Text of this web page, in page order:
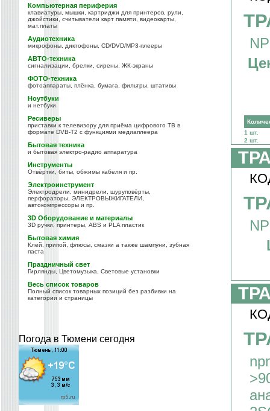
Компьютерная периферия
клавиатуры, мышки, картриджи для принтеров, рули,
джойстики, считыватели карт памяти, видеокарты,
мат.платы
Аудиотехника
микрофоны, диктофоны, CD/DVD/MP3-плееры
АВТО-техника
сигнализации, брелки, сирены, ЖК-экраны
ФОТО-техника
фотоаппараты, плёнка, бумага, фильтры, штативы
Ноутбуки
и нетбуки
Ресиверы
приставки к телевизору для приёма цифрового ТВ в
формате DVB-T2 с функциями медиаплеера
Бытовая техника
и бытовая электро-радио аппаратура
Инструменты
Отвёртки, биты, обжимы кабеля и пр.
Электроинструмент
Электродрели, минидрели, шуруповёрты,
перфораторы, ЭЛЕКТРОВЫЖИГАТЕЛИ,
автокомпрессоры и пр.
3D Оборудование и материалы
3D ручки, принтеры, ABS и PLA пластик
Бытовая химия
Клей, припой, флюсы, смазки а также шампуни, зубная
паста
Праздничный свет
Гирлянды, Цветомузыка, Световые установки
Весь список товаров
Полный список товарных позиций без разбивки на
категории и страницы
Погода в Тюмени сегодня
1 шт.
2 шт.